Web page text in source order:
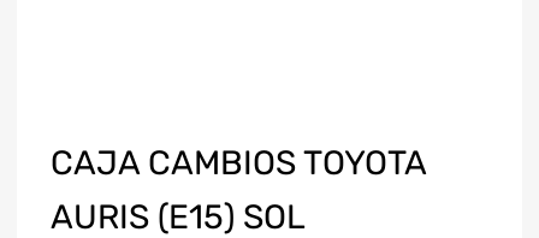
CAJA CAMBIOS TOYOTA
AURIS (E15) SOL